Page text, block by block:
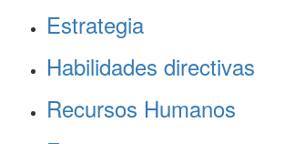
Estrategia
Habilidades directivas
Recursos Humanos